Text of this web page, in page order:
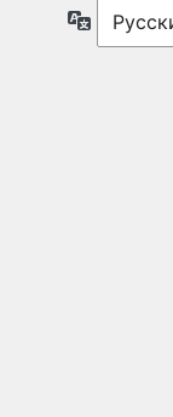
Язык